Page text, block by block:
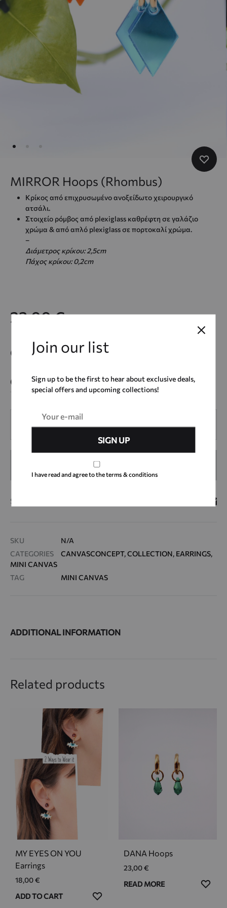
MIRROR Hoops (Rhombus)
Κρίκος από επιχρυσωμένο ανοξείδωτο χειρουργικό
ατσάλι.
Στοιχείο ρόμβος από plexiglass καθρέφτη σε γαλάζιο
χρώμα & από απλό plexiglass σε πορτοκαλί χρώμα.
–
Διάμετρος κρίκου: 2,5cm
Πάχος κρίκου: 0,2cm
23,00€
Color
Quantity
ADD TO CART
SHARE
SKU
N/A
CATEGORIES
CANVASCONCEPT,COLLECTION, EARRINGS,
MINI CANVAS
TAG
MINI CANVAS
ADDITIONAL INFORMATION
Related products
MY EYES ON YOU
Earrings
18,00€
ADD TO CART
DANA Hoops
23,00€
READ MORE
Join our list
Sign up to be the first to hear about exclusive deals,
special offers and upcoming collections!
I have read and agree to the terms & conditions